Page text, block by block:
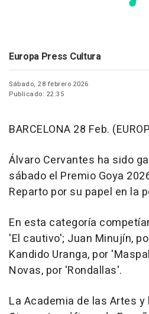
Europa Press Cultura
Sábado, 28 febrero 2026
Publicado: 22:35
BARCELONA 28 Feb.
Álvaro Cervantes ha sido
sábado el Premio Goya
Reparto por su papel en la
En esta categoría
'El cautivo'; Juan Minujín,
Kandido Uranga, por
Novas, por 'Rondallas'.
La Academia de las Artes